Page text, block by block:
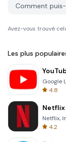
Avez-vous trouvé
Les plus
Google
4.8
Netflix
Netflix,
4.2